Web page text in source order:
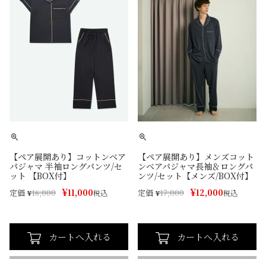
【ペア展開あり】コットンベア
パジャマ 半袖ロングパンツ/セ
ット 【BOX付】
定価 ¥16,000 ¥11,000税込
カートへ入れる
【ペア展開あり】メンズコット
ンベアパジャマ長袖＆ロングパ
ンツ/セット【メンズ/BOX付】
定価 ¥17,000 ¥12,000税込
カートへ入れる